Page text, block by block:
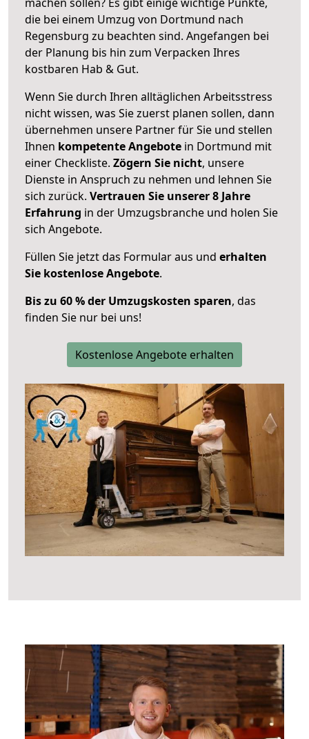
die bei einem Umzug von Dortmund nach
Regensburg zu beachten sind. Angefangen bei
der Planung bis hin zum Verpacken Ihres
kostbaren Hab & Gut.
Wenn Sie durch Ihren alltäglichen Arbeitsstress
nicht wissen, was Sie zuerst planen sollen, dann
übernehmen unsere Partner für Sie und stellen
Ihnen kompetente Angebote in Dortmund mit
einer Checkliste. Zögern Sie nicht, unsere
Dienste in Anspruch zu nehmen und lehnen Sie
sich zurück. Vertrauen Sie unserer 8 Jahre
Erfahrung in der Umzugsbranche und holen Sie
sich Angebote.
Füllen Sie jetzt das Formular aus und erhalten
Sie kostenlose Angebote.
Bis zu 60 % der Umzugskosten sparen, das
finden Sie nur bei uns!
Kostenlose Angebote erhalten